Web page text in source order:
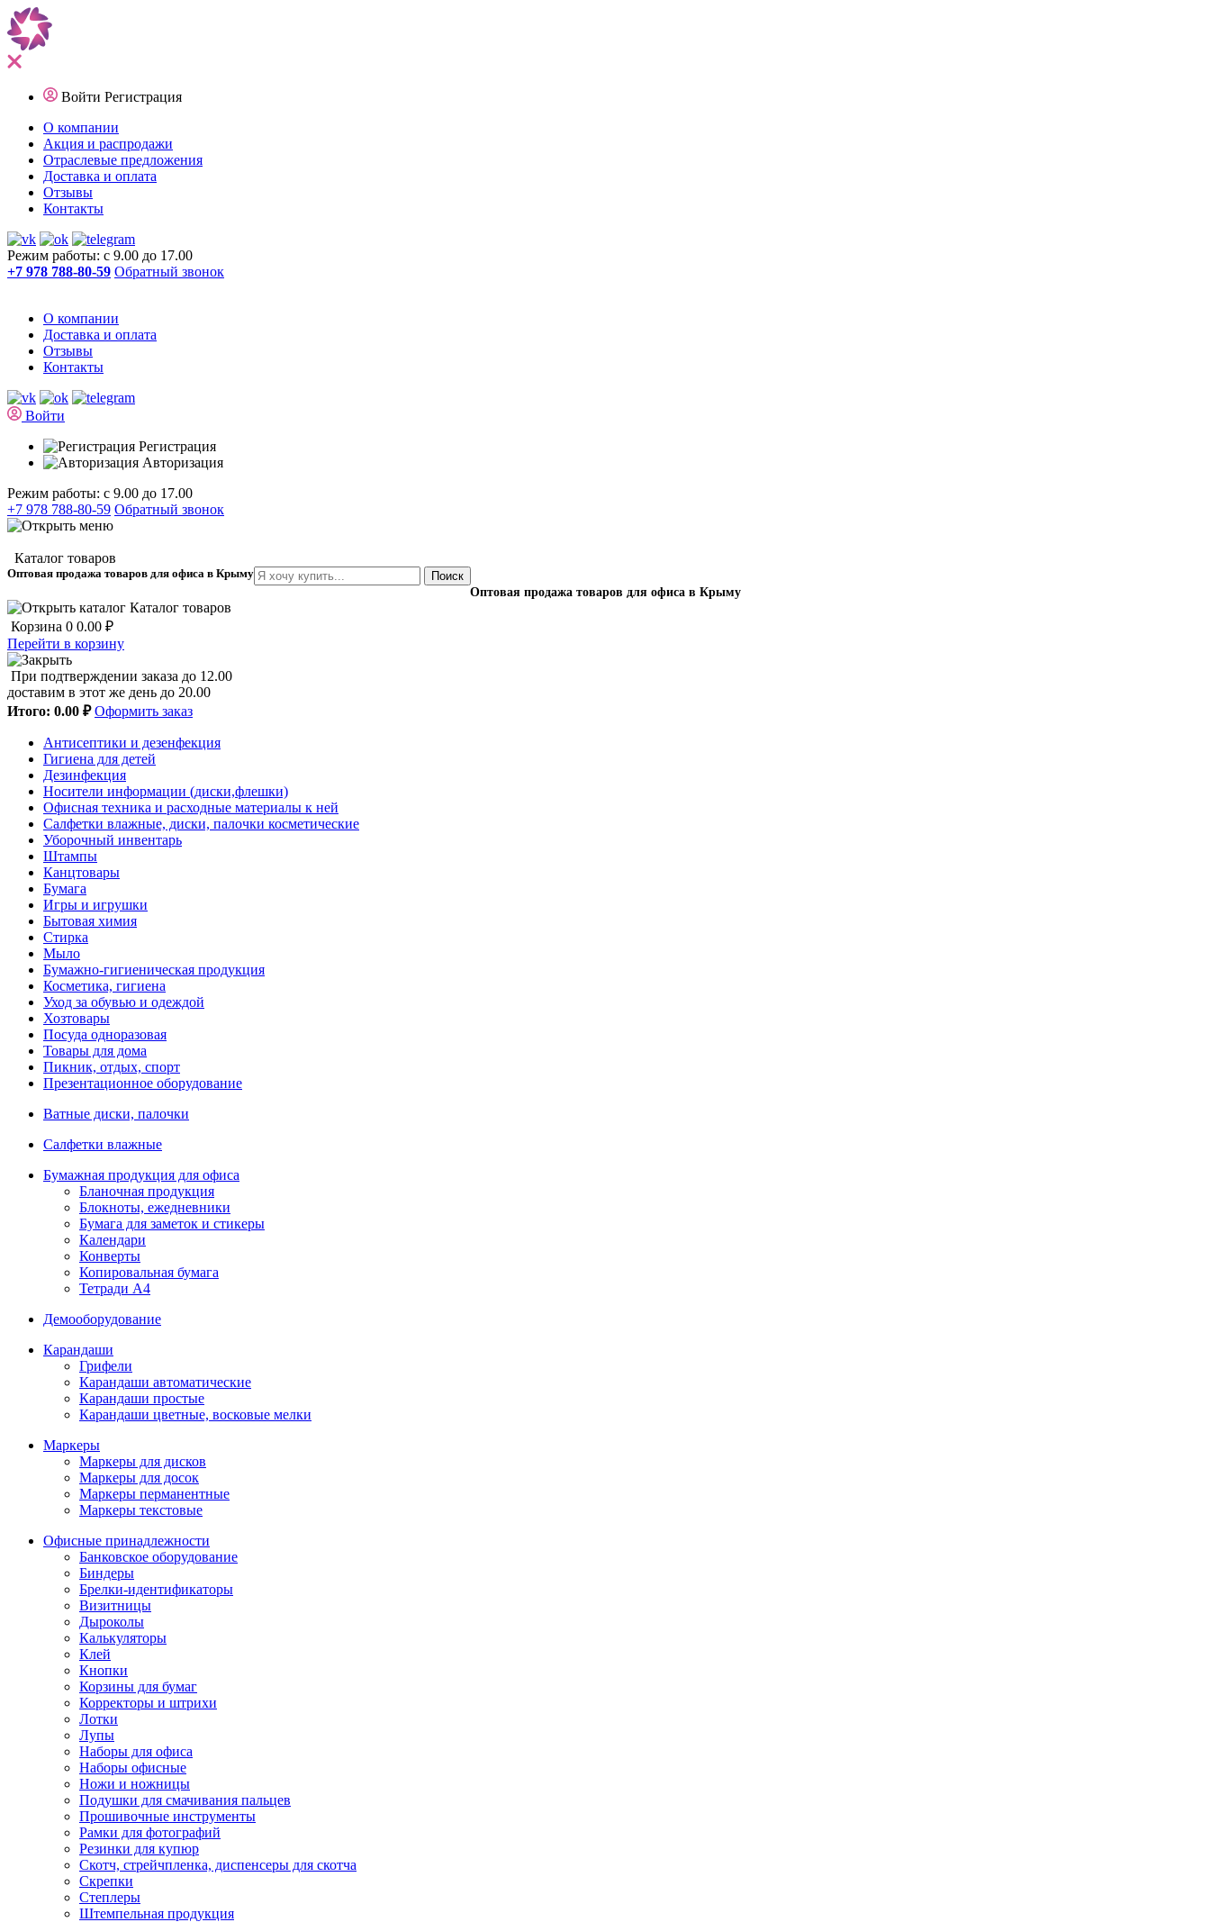
Войти Регистрация
О компании
Акция и распродажи
Отраслевые предложения
Доставка и оплата
Отзывы
Контакты
Режим работы: с 9.00 до 17.00
+7 978 788-80-59 Обратный звонок
О компании
Доставка и оплата
Отзывы
Контакты
Войти
Регистрация
Авторизация
Режим работы: с 9.00 до 17.00
+7 978 788-80-59 Обратный звонок
Каталог товаров
Оптовая продажа товаров для офиса в Крыму
Поиск
Оптовая продажа товаров для офиса в Крыму
Каталог товаров
Корзина 0 0.00 ₽
Перейти в корзину
При подтверждении заказа до 12.00
доставим в этот же день до 20.00
Итого: 0.00 ₽ Оформить заказ
Антисептики и дезенфекция
Гигиена для детей
Дезинфекция
Носители информации (диски,флешки)
Офисная техника и расходные материалы к ней
Салфетки влажные, диски, палочки косметические
Уборочный инвентарь
Штампы
Канцтовары
Бумага
Игры и игрушки
Бытовая химия
Стирка
Мыло
Бумажно-гигиеническая продукция
Косметика, гигиена
Уход за обувью и одеждой
Хозтовары
Посуда одноразовая
Товары для дома
Пикник, отдых, спорт
Презентационное оборудование
Ватные диски, палочки
Салфетки влажные
Бумажная продукция для офиса
Бланочная продукция
Блокноты, ежедневники
Бумага для заметок и стикеры
Календари
Конверты
Копировальная бумага
Тетради А4
Демооборудование
Карандаши
Грифели
Карандаши автоматические
Карандаши простые
Карандаши цветные, восковые мелки
Маркеры
Маркеры для дисков
Маркеры для досок
Маркеры перманентные
Маркеры текстовые
Офисные принадлежности
Банковское оборудование
Биндеры
Брелки-идентификаторы
Визитницы
Дыроколы
Калькуляторы
Клей
Кнопки
Корзины для бумаг
Корректоры и штрихи
Лотки
Лупы
Наборы для офиса
Наборы офисные
Ножи и ножницы
Подушки для смачивания пальцев
Прошивочные инструменты
Рамки для фотографий
Резинки для купюр
Скотч, стрейчпленка, диспенсеры для скотча
Скрепки
Степлеры
Штемпельная продукция